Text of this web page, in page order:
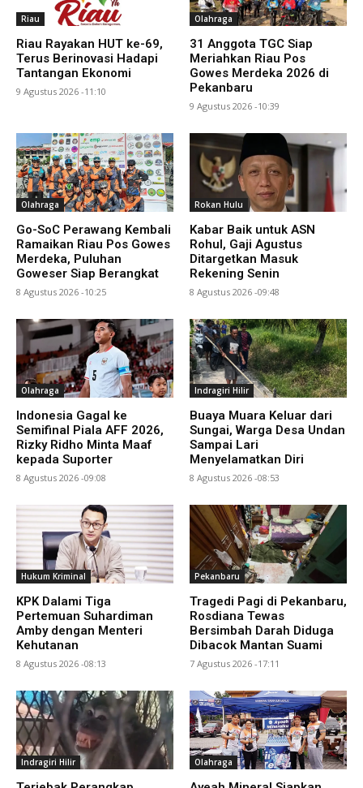
Riau
Riau Rayakan HUT ke-69,
Terus Berinovasi Hadapi
Tantangan Ekonomi
9 Agustus 2026 -11:10
Olahraga
31 Anggota TGC Siap
Meriahkan Riau Pos
Gowes Merdeka 2026 di
Pekanbaru
9 Agustus 2026 -10:39
Olahraga
Go-SoC Perawang Kembali
Ramaikan Riau Pos Gowes
Merdeka, Puluhan
Goweser Siap Berangkat
8 Agustus 2026 -10:25
Rokan Hulu
Kabar Baik untuk ASN
Rohul, Gaji Agustus
Ditargetkan Masuk
Rekening Senin
8 Agustus 2026 -09:48
Olahraga
Indonesia Gagal ke
Semifinal Piala AFF 2026,
Rizky Ridho Minta Maaf
kepada Suporter
8 Agustus 2026 -09:08
Indragiri Hilir
Buaya Muara Keluar dari
Sungai, Warga Desa Undan
Sampai Lari
Menyelamatkan Diri
8 Agustus 2026 -08:53
Hukum Kriminal
KPK Dalami Tiga
Pertemuan Suhardiman
Amby dengan Menteri
Kehutanan
8 Agustus 2026 -08:13
Pekanbaru
Tragedi Pagi di Pekanbaru,
Rosdiana Tewas
Bersimbah Darah Diduga
Dibacok Mantan Suami
7 Agustus 2026 -17:11
Indragiri Hilir Olahraga